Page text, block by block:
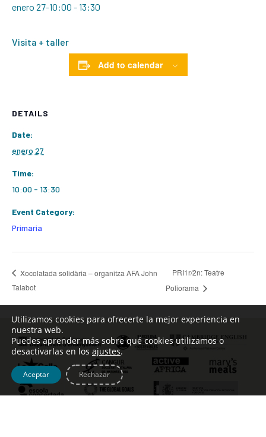
enero 27-10:00 -13:30
Visita + taller
Add to calendar
DETAILS
Date:
enero 27
Time:
10:00 - 13:30
Event Category:
Primaria
Xocolatada solidària – organitza AFA John
Talabot
PRI1r/2n: Teatre
Poliorama
Utilizamos cookies para ofrecerte la mejor experiencia en
nuestra web.
Puedes aprender más sobre qué cookies utilizamos o
desactivarlas en los ajustes.
Aceptar Rechazar